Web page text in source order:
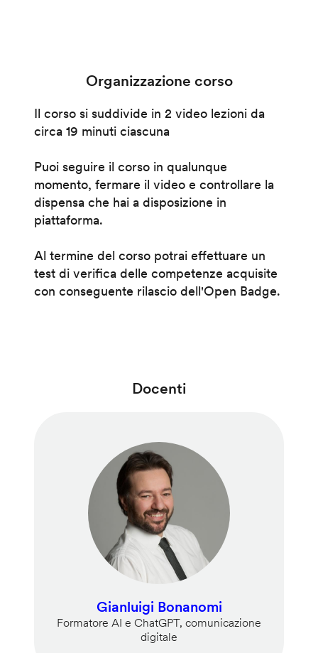
Organizzazione corso
Il corso si suddivide in 2 video lezioni da
circa 19 minuti ciascuna
Puoi seguire il corso in qualunque
momento, fermare il video e controllare la
dispensa che hai a disposizione in
piattaforma.
Al termine del corso potrai effettuare un
test di verifica delle competenze acquisite
con conseguente rilascio dell'Open Badge.
Docenti
Gianluigi Bonanomi
Formatore AI e ChatGPT, comunicazione
digitale